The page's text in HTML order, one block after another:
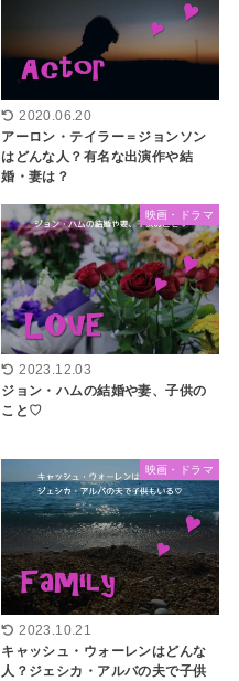
2020.06.20
アーロン・テイラー＝ジョンソン
はどんな人？有名な出演作や結
婚・妻は？
映画・ドラマ
2023.12.03
ジョン・ハムの結婚や妻、子供の
こと♡
映画・ドラマ
2023.10.21
キャッシュ・ウォーレンはどんな
人？ジェシカ・アルバの夫で子供